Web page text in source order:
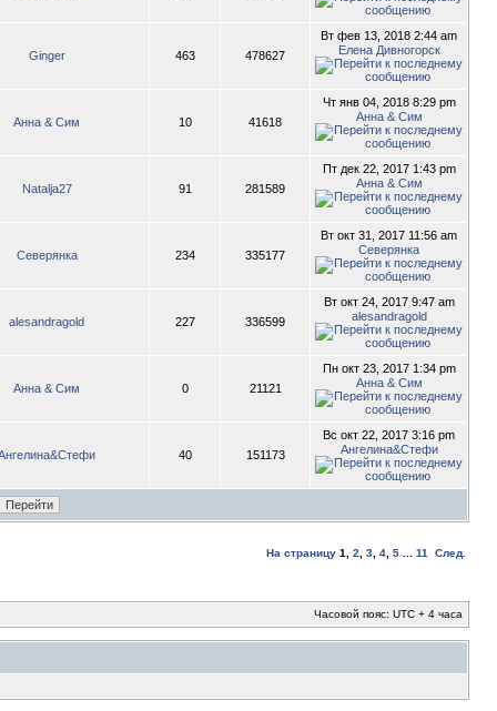
Ginger 463 478627
Вт фев 13, 2018 2:44 am
Елена Дивногорск
Анна & Сим 10 41618
Чт янв 04, 2018 8:29 pm
Анна & Сим
Natalja27 91 281589
Пт дек 22, 2017 1:43 pm
Анна & Сим
Северянка 234 335177
Вт окт 31, 2017 11:56 am
Северянка
alesandragold 227 336599
Вт окт 24, 2017 9:47 am
alesandragold
Анна & Сим 0 21121
Пн окт 23, 2017 1:34 pm
Анна & Сим
40 151173
Вс окт 22, 2017 3:16 pm
Ангелина&Стефи
На страницу 1 2 3 4 5 11 След.
Часовой пояс: UTC + 4 часа